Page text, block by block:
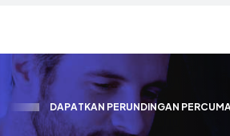
DAPATKAN PERUNDINGAN PERCUMA